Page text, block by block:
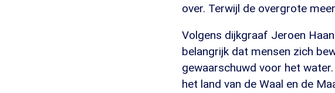
over. Terwijl de overgrote
Volgens dijkgraaf Jeroen
belangrijk dat mensen zich
gewaarschuwd voor het
het land van de Waal en de